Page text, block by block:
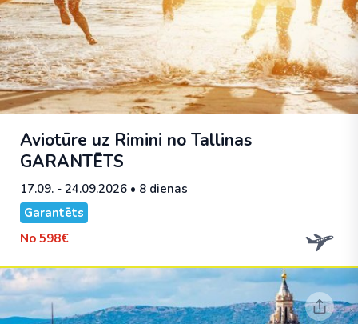
Aviotūre uz Rimini no Tallinas
GARANTĒTS
17.09. - 24.09.2026 • 8 dienas
Garantēts
No 598€